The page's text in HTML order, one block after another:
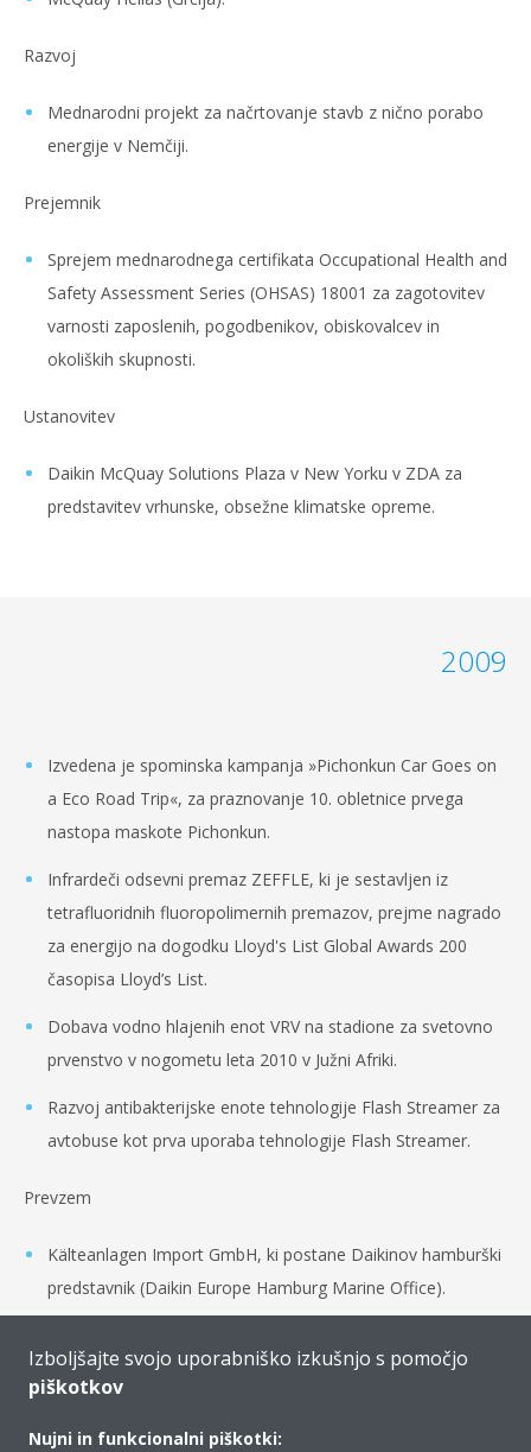
Razvoj
Mednarodni projekt za načrtovanje stavb z nično porabo
energije v Nemčiji.
Prejemnik
Sprejem mednarodnega certifikata Occupational Health and
Safety Assessment Series (OHSAS) 18001 za zagotovitev
varnosti zaposlenih, pogodbenikov, obiskovalcev in
okoliških skupnosti.
Ustanovitev
Daikin McQuay Solutions Plaza v New Yorku v ZDA za
predstavitev vrhunske, obsežne klimatske opreme.
2009
Izvedena je spominska kampanja »Pichonkun Car Goes on
a Eco Road Trip«, za praznovanje 10. obletnice prvega
nastopa maskote Pichonkun.
Infrardeči odsevni premaz ZEFFLE, ki je sestavljen iz
tetrafluoridnih fluoropolimernih premazov, prejme nagrado
za energijo na dogodku Lloyd's List Global Awards 200
časopisa Lloyd’s List.
Dobava vodno hlajenih enot VRV na stadione za svetovno
prvenstvo v nogometu leta 2010 v Južni Afriki.
Razvoj antibakterijske enote tehnologije Flash Streamer za
avtobuse kot prva uporaba tehnologije Flash Streamer.
Prevzem
Kälteanlagen Import GmbH, ki postane Daikinov hamburški
predstavnik (Daikin Europe Hamburg Marine Office).
Največje japonsko podjetje za zračne filtre Nippon Muki
Izboljšajte svojo uporabniško izkušnjo s pomočjo
piškotkov
Nujni in funkcionalni piškotki: